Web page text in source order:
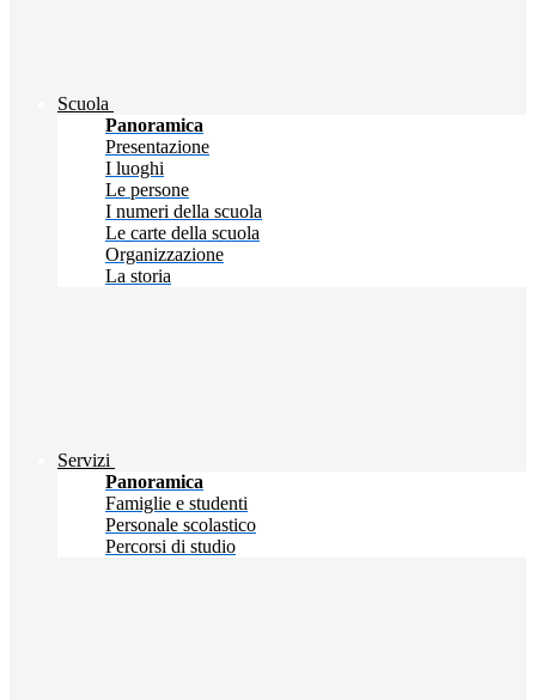
Scuola
Panoramica
Presentazione
I luoghi
Le persone
I numeri della scuola
Le carte della scuola
Organizzazione
La storia
Servizi
Panoramica
Famiglie e studenti
Personale scolastico
Percorsi di studio